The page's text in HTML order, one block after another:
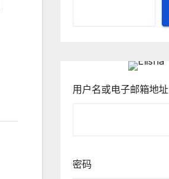
用户名或电子邮箱地址
密码